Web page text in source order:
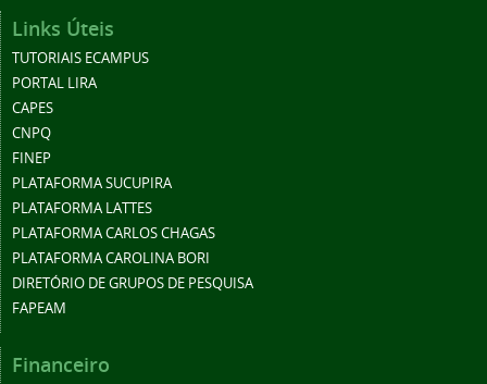
Links Úteis
TUTORIAIS ECAMPUS
PORTAL LIRA
CAPES
CNPQ
FINEP
PLATAFORMA SUCUPIRA
PLATAFORMA LATTES
PLATAFORMA CARLOS CHAGAS
PLATAFORMA CAROLINA BORI
DIRETÓRIO DE GRUPOS DE PESQUISA
FAPEAM
Financeiro